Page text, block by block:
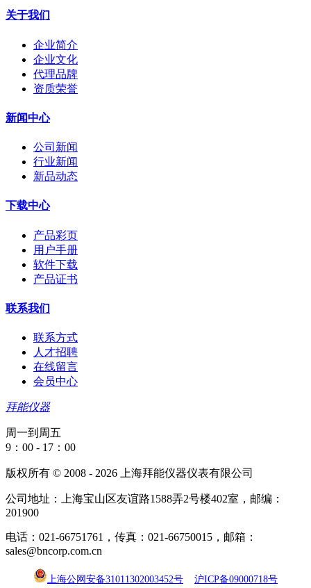
关于我们
企业简介
企业文化
代理品牌
资质荣誉
新闻中心
公司新闻
行业新闻
新品动态
下载中心
产品彩页
用户手册
软件下载
产品证书
联系我们
联系方式
人才招聘
在线留言
会员中心
拜能仪器
周一到周五
9：00 - 17：00
版权所有 © 2008 - 2026 上海拜能仪器仪表有限公司
公司地址：上海宝山区友谊路1588弄2号楼402室，邮编：
201900
电话：021-66751761，传真：021-66750015，邮箱：
sales@bncorp.com.cn
上海公网安备31011302003452号 沪ICP备09000718号